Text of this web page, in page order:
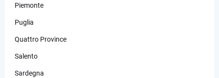
Piemonte
Puglia
Quattro Province
Salento
Sardegna